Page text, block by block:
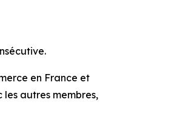
en France et
autres membres,